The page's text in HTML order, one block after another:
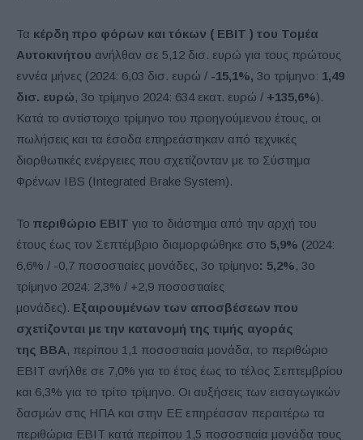
Τα κέρδη προ φόρων και τόκων ( EBIT ) του Τομέα
Αυτοκινήτου ανήλθαν σε 5,12 δισ. ευρώ για τους πρώτους
εννέα μήνες (2024: 6,03 δισ. ευρώ / -15,1%, 3ο τρίμηνο: 1,49
δισ. ευρώ, 3ο τρίμηνο 2024: 634 εκατ. ευρώ / +135,6%).
Κατά το αντίστοιχο τρίμηνο του προηγούμενου έτους, οι
πωλήσεις και τα έσοδα επηρεάστηκαν από τεχνικές
διορθωτικές ενέργειες που σχετίζονταν με το Σύστημα
Φρένων IBS (Integrated Brake System).
Το περιθώριο EBIT για το διάστημα από την αρχή του
έτους έως τον Σεπτέμβριο διαμορφώθηκε στο 5,9% (2024:
6,6% / -0,7 ποσοστιαίες μονάδες, 3ο τρίμηνο: 5,2%, 3ο
τρίμηνο 2024: 2,3% / +2,9 ποσοστιαίες
μονάδες). Εξαιρουμένων των αποσβέσεων που
σχετίζονται με την κατανομή της τιμής αγοράς
της BBA, περίπου 1,1 ποσοστιαία μονάδα, το περιθώριο
EBIT ανήλθε σε 7,0% για το έτος έως το τέλος Σεπτεμβρίου
και 6,3% για το τρίτο τρίμηνο. Οι αυξήσεις των εισαγωγικών
δασμών στις ΗΠΑ και στην ΕΕ επηρέασαν περαιτέρω τα
περιθώρια EBIT κατά περίπου 1,5 ποσοστιαία μονάδα τους